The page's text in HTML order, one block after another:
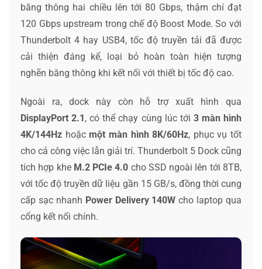
băng thông hai chiều lên tới 80 Gbps, thậm chí đạt
120 Gbps upstream trong chế độ Boost Mode. So với
Thunderbolt 4 hay USB4, tốc độ truyền tải đã được
cải thiện đáng kể, loại bỏ hoàn toàn hiện tượng
nghẽn băng thông khi kết nối với thiết bị tốc độ cao.
Ngoài ra, dock này còn hỗ trợ xuất hình qua
DisplayPort 2.1 , có thể chạy cùng lúc tới 3 màn hình
4K/144Hz hoặc một màn hình 8K/60Hz, phục vụ tốt
cho cả công việc lẫn giải trí. Thunderbolt 5 Dock cũng
tích hợp khe M.2 PCIe 4.0 cho SSD ngoài lên tới 8TB,
với tốc độ truyền dữ liệu gần 15 GB/s, đồng thời cung
cấp sạc nhanh Power Delivery 140W cho laptop qua
cổng kết nối chính.